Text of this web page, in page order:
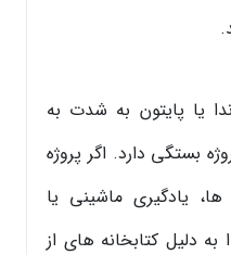
یا پایتون به شدت به
بستگی دارد. اگر پروژه
یادگیری ماشینی یا
دلیل کتابخانه های از